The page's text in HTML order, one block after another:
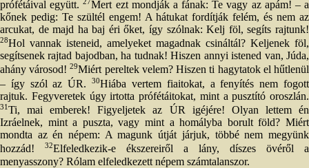
prófétáival együtt.
Mert ezt mondják a fának: Te vagy az apám! – a
kőnek pedig: Te szültél engem! A hátukat fordítják felém, és nem az
arcukat, de majd ha baj éri őket, így szólnak: Kelj föl, segíts rajtunk!
28Hol vannak isteneid, amelyeket magadnak csináltál? Keljenek föl,
segítsenek rajtad bajodban, ha tudnak! Hiszen annyi istened van, Júda,
ahány városod!29Miért pereltek velem? Hiszen ti hagytatok el hűtlenül
– így szól az ÚR.30Hiába vertem fiaitokat, a fenyítés nem fogott
rajtuk. Fegyveretek úgy irtotta prófétáitokat, mint a pusztító oroszlán.
31Ti, mai emberek! Figyeljetek az ÚR igéjére! Olyan lettem én
Izráelnek, mint a puszta, vagy mint a homályba borult föld? Miért
mondta az én népem: A magunk útját járjuk, többé nem megyünk
hozzád!
32Elfeledkezik-e ékszereiről a lány, díszes övéről a
menyasszony? Rólam elfeledkezett népem számtalanszor.